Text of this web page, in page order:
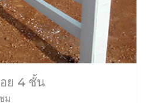
ย 4 ชั้น
ม